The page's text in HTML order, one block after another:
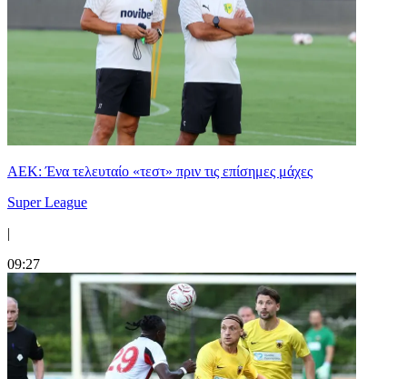
ΑΕΚ: Ένα τελευταίο «τεστ» πριν τις επίσημες μάχες
Super League
|
09:27